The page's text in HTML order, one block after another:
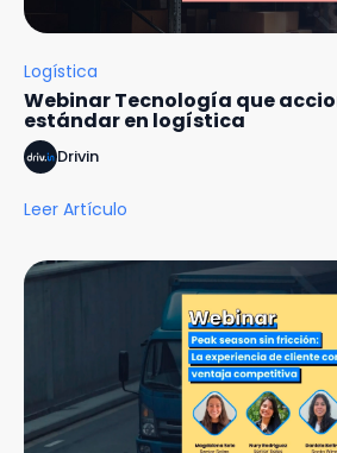
Logística
Webinar Tecnología que
estándar en logística
Drivin
Leer Artículo